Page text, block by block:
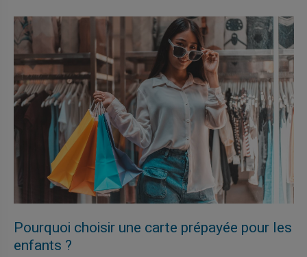
Pourquoi choisir une carte prépayée pour les
enfants ?